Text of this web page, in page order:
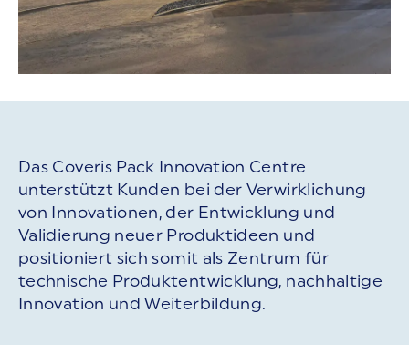
Das Coveris Pack Innovation Centre
unterstützt Kunden bei der Verwirklichung
von Innovationen, der Entwicklung und
Validierung neuer Produktideen und
positioniert sich somit als Zentrum für
technische Produktentwicklung, nachhaltige
Innovation und Weiterbildung.